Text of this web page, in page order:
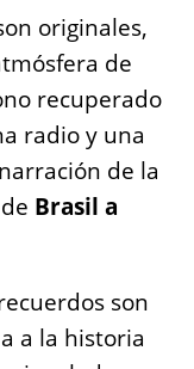
originales,
de
recuperado
radio y una
de la
Brasil a
son
a la historia